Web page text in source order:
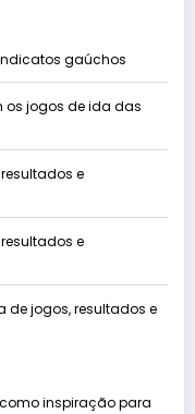
gaúchos
os jogos de ida das
e
e
de jogos, resultados e
como inspiração para